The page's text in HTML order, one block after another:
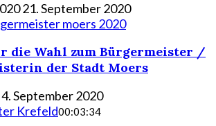
21. September 2020
die Wahl zum Bürgermeister /
der Stadt Moers
4. September 2020
00:03:34